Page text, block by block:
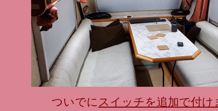
ついでに スイッチを追加で付け